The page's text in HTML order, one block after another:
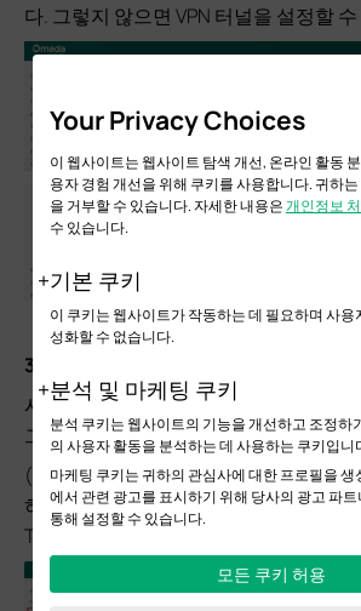
다. 그렇지 않으면 VPN 터널을 설정할
3단계. 라우터 B
시스템 업그레이드로 인해 웹 UI에 약간
그러나 설정 과정은 여전히 비슷합니다.
(1)VPN>Site-to-Site VPN메뉴를 선
하여 VPN 라우터 B에서 다음 페이지를
Type으로
Your Privacy Choices
이 웹사이트는 웹사이트 탐색 개선, 온라인 활동
용자 경험 개선을 위해 쿠키를 사용합니다. 귀하
을 거부할 수 있습니다. 자세한 내용은개인정보
수 있습니다.
기본 쿠키
이 쿠키는 웹사이트가 작동하는 데 필요하며 사
성화할 수 없습니다.
분석 및 마케팅 쿠키
분석 쿠키는 웹사이트의 기능을 개선하고 조정하
의 사용자 활동을 분석하는 데 사용하는 쿠키입니
마케팅 쿠키는 귀하의 관심사에 대한 프로필을
에서 관련 광고를 표시하기 위해 당사의 광고 파
통해 설정할 수 있습니다.
모든 쿠키 허용